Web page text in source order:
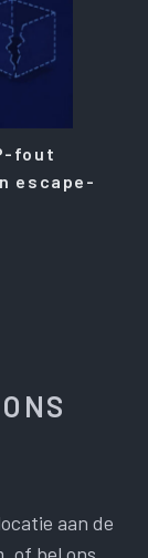
fout
escape-
aan de
of bel ons